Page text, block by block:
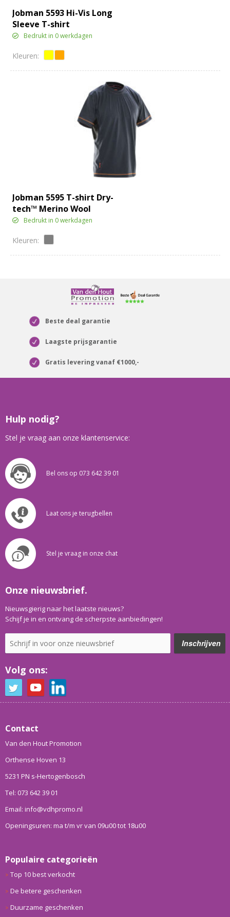
Jobman 5593 Hi-Vis Long
Sleeve T-shirt
Bedrukt in 0 werkdagen
Jobman 5595 T-shirt Dry-
tech™ Merino Wool
Bedrukt in 0 werkdagen
Beste deal garantie
Laagste prijsgarantie
Gratis levering vanaf €1000,-
Hulp nodig?
Stel je vraag aan onze klantenservice:
Bel ons op 073 642 39 01
Laat ons je terugbellen
Stel je vraag in onze chat
Onze nieuwsbrief.
Nieuwsgierig naar het laatste nieuws?
Schijf je in en ontvang de scherpste aanbiedingen!
Volg ons:
Contact
Van den Hout Promotion
Orthense Hoven 13
5231 PN s-Hertogenbosch
Tel: 073 642 39 01
Email: info@vdhpromo.nl
Openingsuren: ma t/m vr van 09u00 tot 18u00
Populaire categorieën
Top 10 best verkocht
De betere geschenken
Duurzame geschenken